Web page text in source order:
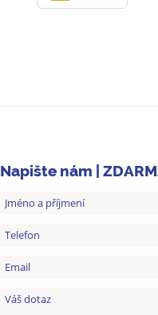
Napište nám |